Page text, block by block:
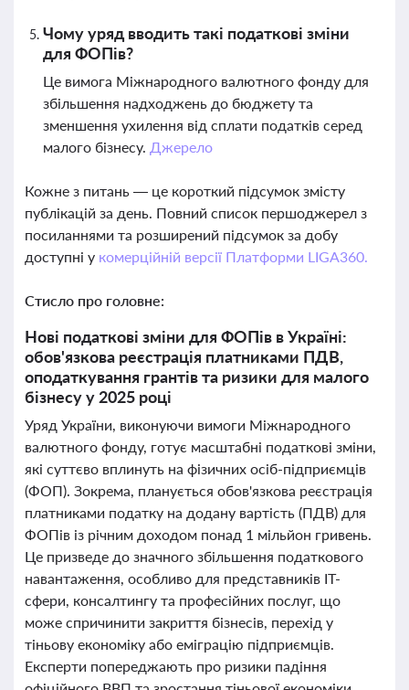
Чому уряд вводить такі податкові зміни
для ФОПів?
Це вимога Міжнародного валютного фонду для
збільшення надходжень до бюджету та
зменшення ухилення від сплати податків серед
малого бізнесу. Джерело
Кожне з питань — це короткий підсумок змісту
публікацій за день. Повний список першоджерел з
посиланнями та розширений підсумок за добу
доступні у комерційній версії Платформи LIGA360.
Стисло про головне:
Нові податкові зміни для ФОПів в Україні:
обов'язкова реєстрація платниками ПДВ,
оподаткування грантів та ризики для малого
бізнесу у 2025 році
Уряд України, виконуючи вимоги Міжнародного
валютного фонду, готує масштабні податкові зміни,
які суттєво вплинуть на фізичних осіб-підприємців
(ФОП). Зокрема, планується обов'язкова реєстрація
платниками податку на додану вартість (ПДВ) для
ФОПів із річним доходом понад 1 мільйон гривень.
Це призведе до значного збільшення податкового
навантаження, особливо для представників ІТ-
сфери, консалтингу та професійних послуг, що
може спричинити закриття бізнесів, перехід у
тіньову економіку або еміграцію підприємців.
Експерти попереджають про ризики падіння